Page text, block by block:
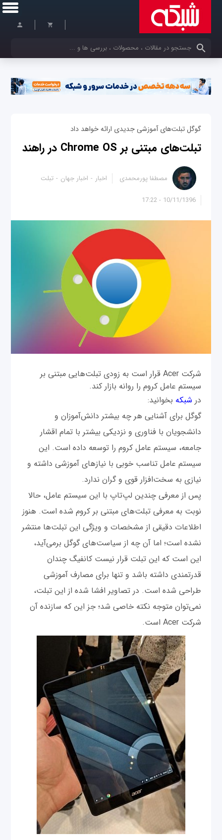
کلمات کلیدی خود را وارد کنید
گوگل تبلت‌های آموزشی جدیدی ارائه خواهد داد
تبلت‌های مبتنی بر Chrome OS در راهند
10/11/1396 - 17:22
مصطفا پورمحمدی اخبار اخبار جهان تبلت
شرکت Acer قرار است به زودی تبلت‌هایی مبتنی بر
سیستم عامل کروم را روانه بازار کند.
در شبکه بخوانید:
گوگل برای آشنایی هر چه بیشتر دانش‌آموزان و
دانشجویان با فناوری و نزدیکی بیشتر با تمام اقشار
جامعه، سیستم عامل کروم را توسعه داده است. این
سیستم عامل تناسب خوبی با نیازهای آموزشی داشته و
نیازی به سخت‌افزار قوی و گران ندارد.
پس از معرفی چندین لپ‌تاپ با این سیستم عامل، حالا
نوبت به معرفی تبلت‌های مبتنی بر کروم شده است. هنوز
اطلاعات دقیقی از مشخصات و ویژگی این تبلت‌ها منتشر
نشده است؛ اما آن چه از سیاست‌های گوگل برمی‌آید،
این است که این تبلت قرار نیست کانفیگ چندان
قدرتمندی داشته باشد و تنها برای مصارف آموزشی
طراحی شده است. در تصاویر افشا شده از این تبلت،
نمی‌توان متوجه نکته خاصی شد؛ جز این که سازنده آن
شرکت Acer است.